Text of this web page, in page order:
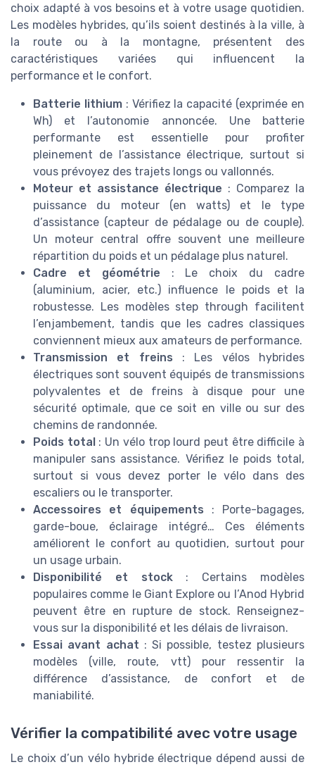
choix adapté à vos besoins et à votre usage quotidien.
Les modèles hybrides, qu’ils soient destinés à la ville, à
la route ou à la montagne, présentent des
caractéristiques variées qui influencent la
performance et le confort.
Batterie lithium: Vérifiez la capacité (exprimée en
Wh) et l’autonomie annoncée. Une batterie
performante est essentielle pour profiter
pleinement de l’assistance électrique, surtout si
vous prévoyez des trajets longs ou vallonnés.
Moteur et assistance électrique : Comparez la
puissance du moteur (en watts) et le type
d’assistance (capteur de pédalage ou de couple).
Un moteur central offre souvent une meilleure
répartition du poids et un pédalage plus naturel.
Cadre et géométrie : Le choix du cadre
(aluminium, acier, etc.) influence le poids et la
robustesse. Les modèles step through facilitent
l’enjambement, tandis que les cadres classiques
conviennent mieux aux amateurs de performance.
Transmission et freins : Les vélos hybrides
électriques sont souvent équipés de transmissions
polyvalentes et de freins à disque pour une
sécurité optimale, que ce soit en ville ou sur des
chemins de randonnée.
Poids total: Un vélo trop lourd peut être difficile à
manipuler sans assistance. Vérifiez le poids total,
surtout si vous devez porter le vélo dans des
escaliers ou le transporter.
Accessoires et équipements : Porte-bagages,
garde-boue, éclairage intégré… Ces éléments
améliorent le confort au quotidien, surtout pour
un usage urbain.
Disponibilité et stock: Certains modèles
populaires comme le Giant Explore ou l’Anod Hybrid
peuvent être en rupture de stock. Renseignez-
vous sur la disponibilité et les délais de livraison.
Essai avant achat : Si possible, testez plusieurs
modèles (ville, route, vtt) pour ressentir la
différence d’assistance, de confort et de
maniabilité.
Vérifier la compatibilité avec votre usage
Le choix d’un vélo hybride électrique dépend aussi de